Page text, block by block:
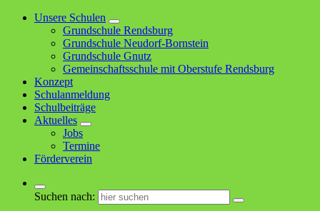
Unsere Schulen
Grundschule Rendsburg
Grundschule Neudorf-Bornstein
Grundschule Gnutz
Gemeinschaftsschule mit Oberstufe Rendsburg
Konzept
Schulanmeldung
Schulbeiträge
Aktuelles
Jobs
Termine
Förderverein
Suchen nach: